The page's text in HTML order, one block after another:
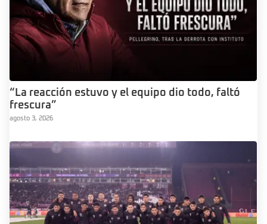
“La reacción estuvo y el equipo dio todo, faltó
frescura”
agosto 3, 2026